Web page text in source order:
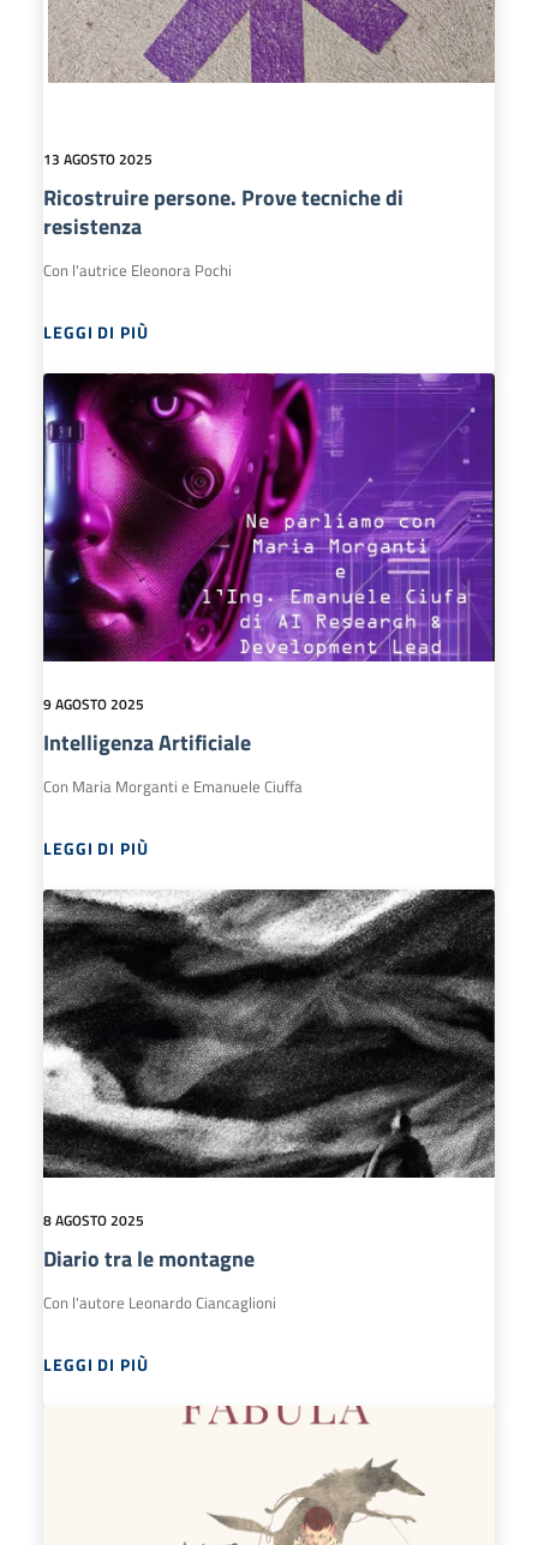
13 AGOSTO 2025
Ricostruire persone. Prove tecniche di
resistenza
Con l'autrice Eleonora Pochi
LEGGI DI PIÙ
9 AGOSTO 2025
Intelligenza Artificiale
Con Maria Morganti e Emanuele Ciuffa
LEGGI DI PIÙ
8 AGOSTO 2025
Diario tra le montagne
Con l'autore Leonardo Ciancaglioni
LEGGI DI PIÙ